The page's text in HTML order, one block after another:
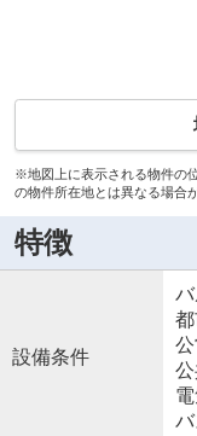
※地図上に表示される物件の
の物件所在地とは異なる場合
特徴
設備条件